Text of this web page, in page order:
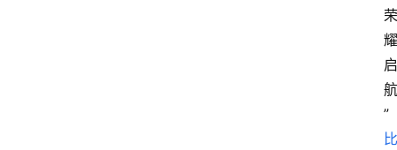
荣
耀
启
航
”
比